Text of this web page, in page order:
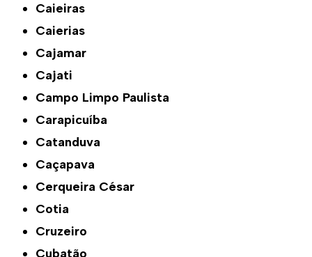
Caieiras
Caierias
Cajamar
Cajati
Campo Limpo Paulista
Carapicuíba
Catanduva
Caçapava
Cerqueira César
Cotia
Cruzeiro
Cubatão